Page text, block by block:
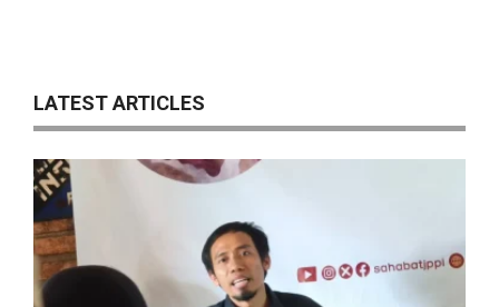
LATEST ARTICLES